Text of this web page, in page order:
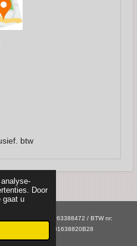
Door
gaat u
btw
ROTTERDAM: 63388472 / BTW nr:
BTW-ID NL001638820B28